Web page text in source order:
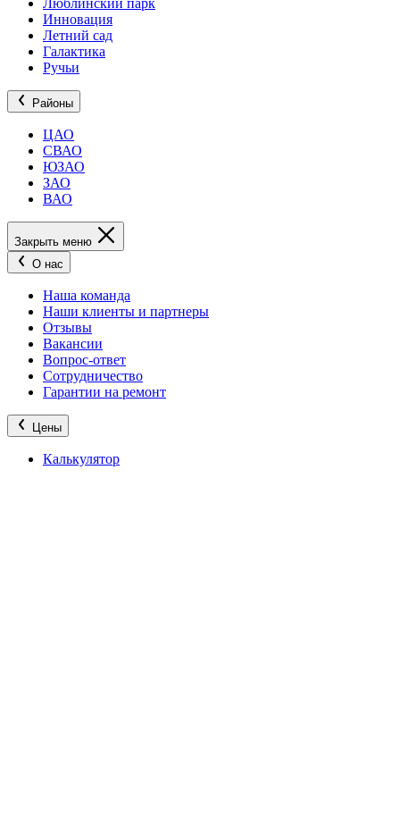
Люблинский парк
Инновация
Летний сад
Галактика
Ручьи
Районы
ЦАО
СВАО
ЮЗАО
ЗАО
ВАО
Закрыть меню
О нас
Наша команда
Наши клиенты и партнеры
Отзывы
Вакансии
Вопрос-ответ
Сотрудничество
Гарантии на ремонт
Цены
Калькулятор